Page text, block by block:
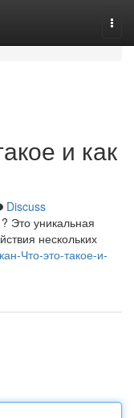
и как
Discuss
Это уникальная
нескольких
Что-это-такое-и-